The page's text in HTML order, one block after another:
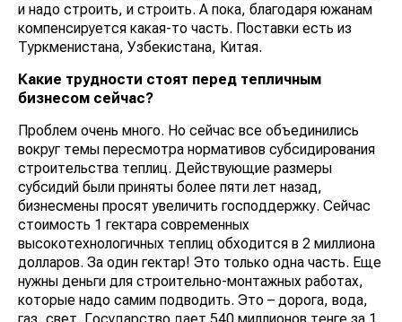
и надо строить, и строить. А пока, благодаря южанам
компенсируется какая-то часть. Поставки есть из
Туркменистана, Узбекистана, Китая.
Какие трудности стоят перед тепличным
бизнесом сейчас?
Проблем очень много. Но сейчас все объединились
вокруг темы пересмотра нормативов субсидирования
строительства теплиц. Действующие размеры
субсидий были приняты более пяти лет назад,
бизнесмены просят увеличить господдержку. Сейчас
стоимость 1 гектара современных
высокотехнологичных теплиц обходится в 2 миллиона
долларов. За один гектар! Это только одна часть. Еще
нужны деньги для строительно-монтажных работах,
которые надо самим подводить. Это – дорога, вода,
газ, свет. Государство дает 540 миллионов тенге за 1